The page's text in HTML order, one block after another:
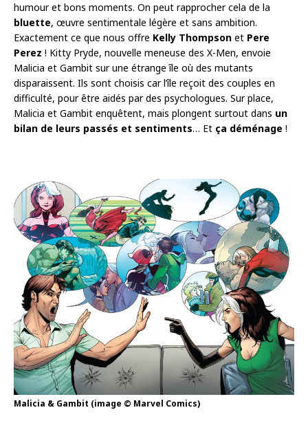
humour et bons moments. On peut rapprocher cela de la
bluette, œuvre sentimentale légère et sans ambition.
Exactement ce que nous offre Kelly Thompson et Pere
Perez ! Kitty Pryde, nouvelle meneuse des X-Men, envoie
Malicia et Gambit sur une étrange île où des mutants
disparaissent. Ils sont choisis car l’île reçoit des couples en
difficulté, pour être aidés par des psychologues. Sur place,
Malicia et Gambit enquêtent, mais plongent surtout dans un
bilan de leurs passés et sentiments… Et ça déménage !
Malicia & Gambit (image © Marvel Comics)